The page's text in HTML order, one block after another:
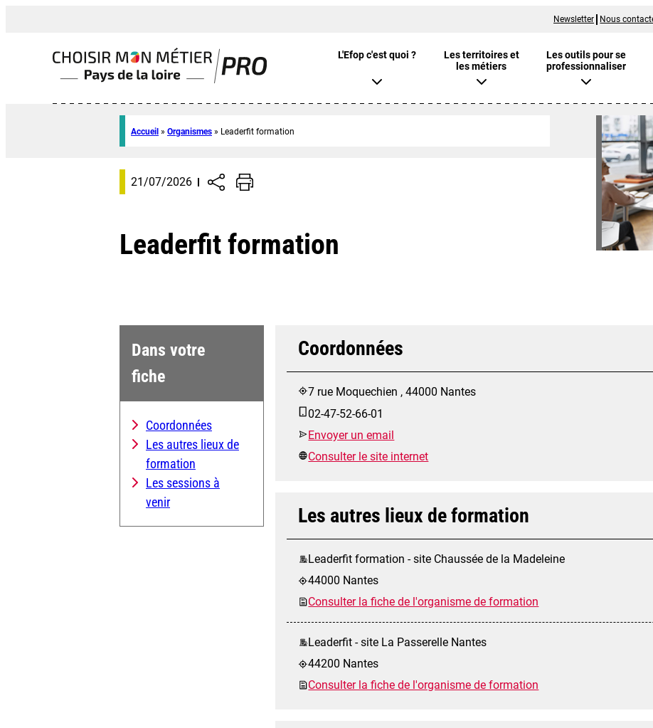
Newsletter Nous
L'Efop c'est quoi ?
Les territoires et
les métiers
Les outils pour se
professionnaliser
Accueil » Organismes » Leaderfit formation
21/07/2026
Leaderfit formation
Dans votre
fiche
Coordonnées
Les autres lieux de
formation
Les sessions à
venir
Coordonnées
7 rue Moquechien , 44000 Nantes
02-47-52-66-01
Envoyer un email
Consulter le site internet
Les autres lieux de formation
Leaderfit formation - site Chaussée de la Madeleine
44000 Nantes
Consulter la fiche de l'organisme de formation
Leaderfit - site La Passerelle Nantes
44200 Nantes
Consulter la fiche de l'organisme de formation